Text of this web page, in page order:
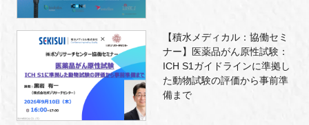
【積水メディカル：協働セミ
ナー】医薬品がん原性試験：
ICH S1ガイドラインに準拠し
た動物試験の評価から事前準
備まで